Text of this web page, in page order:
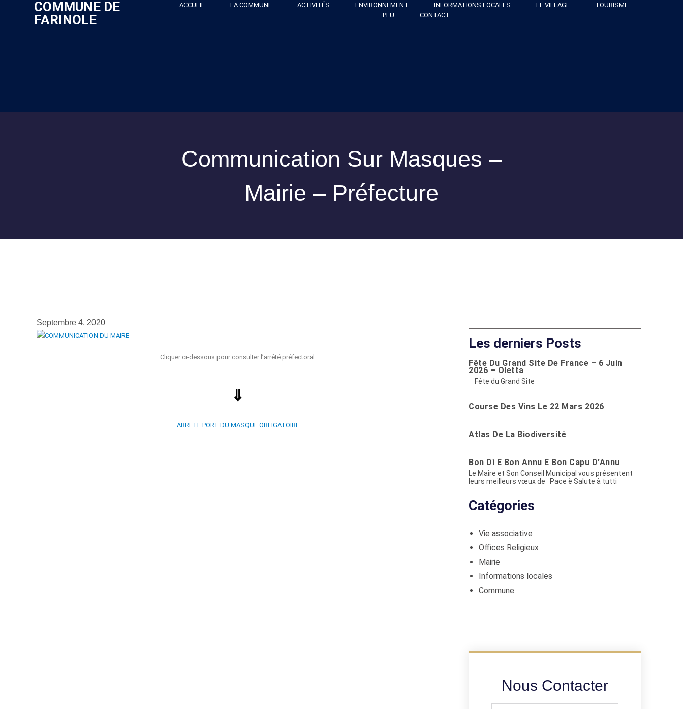
COMMUNE DE
FARINOLE
ACCUEIL LA COMMUNE ACTIVITÉS ENVIRONNEMENT INFORMATIONS LOCALES LE VILLAGE
TOURISME
PLU
CONTACT
Communication Sur Masques –
Mairie – Préfecture
Septembre 4, 2020
Cliquer ci-dessous pour consulter l’arrêté préfectoral
⇓
ARRETE PORT DU MASQUE OBLIGATOIRE
Les derniers Posts
Fête Du Grand Site De France – 6 Juin
2026 – Oletta
Fête du Grand Site
Course Des Vins Le 22 Mars 2026
Atlas De La Biodiversité
Bon Dì È Bon Annu È Bon Capu D’Annu
Le Maire et Son Conseil Municipal vous présentent
leurs meilleurs vœux de Pace è Salute à tutti
Catégories
Vie associative
Offices Religieux
Mairie
Informations locales
Commune
Nous Contacter